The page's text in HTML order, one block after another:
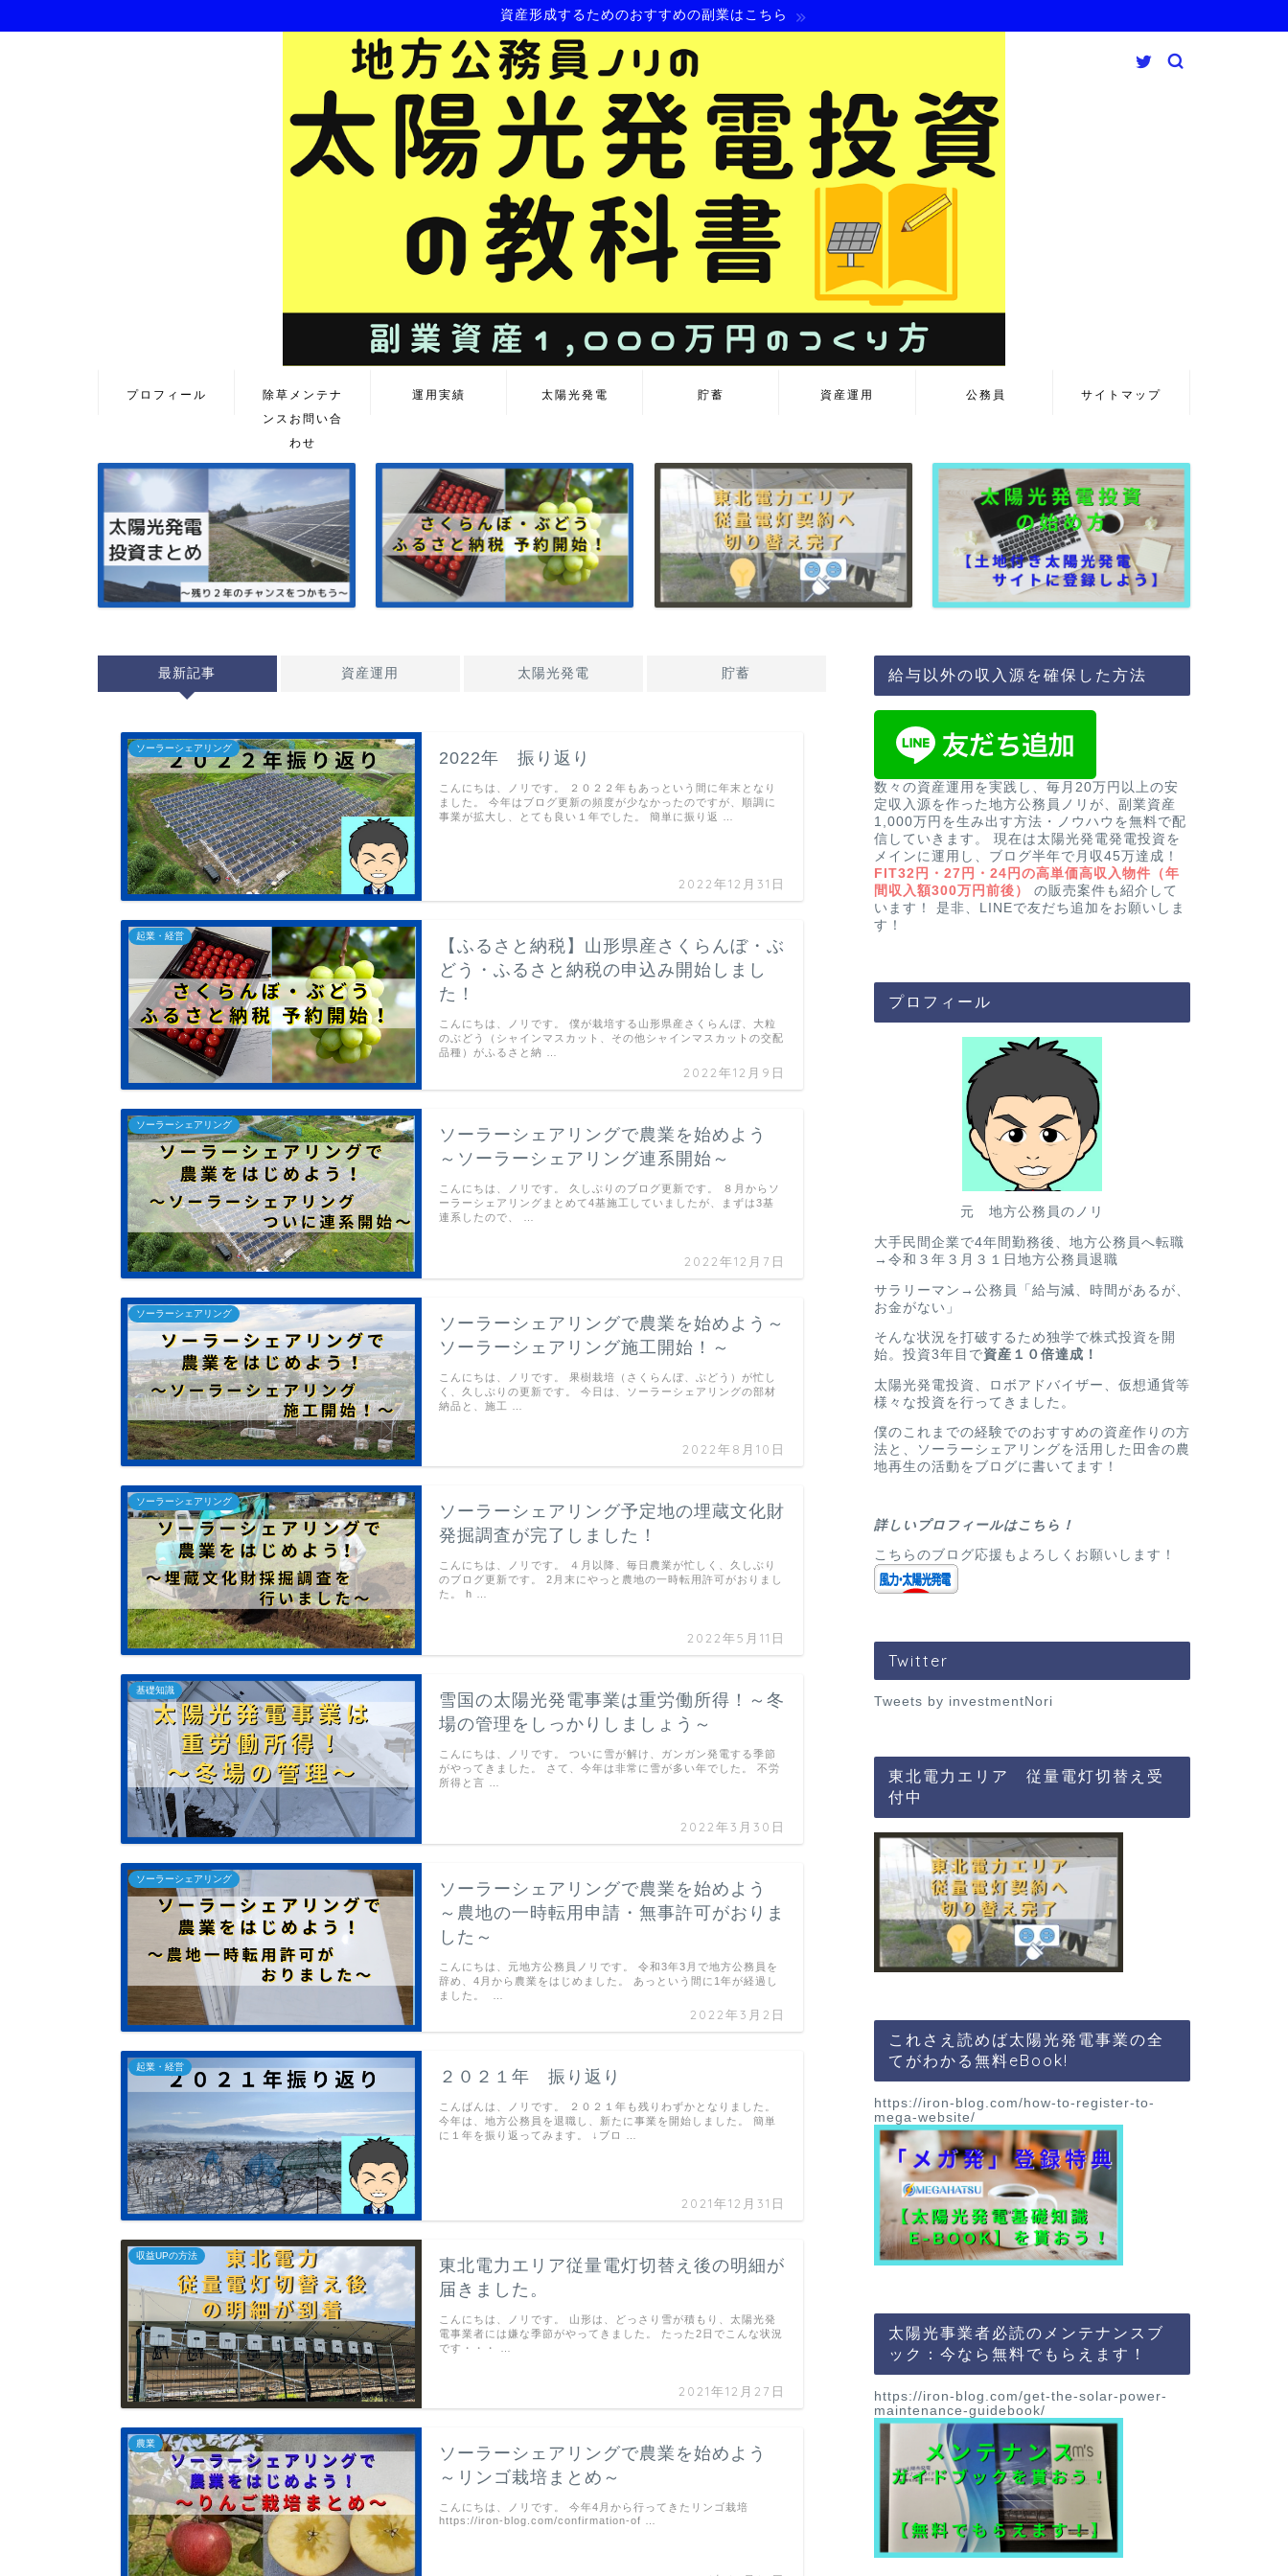
資産形成するためのおすすめの副業はこちら
プロフィール
除草メンテナ
ンスお問い合
わせ
運用実績 太陽光発電 貯蓄 資産運用 公務員 サイトマップ
最新記事 資産運用 太陽光発電 貯蓄
ソーラーシェアリング
2022年 振り返り
2022年12月31日
こんにちは、ノリです。 ２０２２年もあっという間に年末となり
ました。 今年はブログ更新の頻度が少なかったのですが、順調に
事業が拡大し、とても良い１年でした。 簡単に振り返 …
起業・経営
【ふるさと納税】山形県産さくらんぼ・ぶ
どう・ふるさと納税の申込み開始しまし
た！
2022年12月9日
こんにちは、ノリです。 僕が栽培する山形県産さくらんぼ、大粒
のぶどう（シャインマスカット、その他シャインマスカットの交配
品種）がふるさと納 …
ソーラーシェアリング
ソーラーシェアリングで農業を始めよう
～ソーラーシェアリング連系開始～
2022年12月7日
こんにちは、ノリです。 久しぶりのブログ更新です。 ８月からソ
ーラーシェアリングまとめて4基施工していましたが、まずは3基
連系したので、 …
ソーラーシェアリング
ソーラーシェアリングで農業を始めよう～
ソーラーシェアリング施工開始！～
2022年8月10日
こんにちは、ノリです。 果樹栽培（さくらんぼ、ぶどう）が忙し
く、久しぶりの更新です。 今日は、ソーラーシェアリングの部材
納品と、施工 …
ソーラーシェアリング
ソーラーシェアリング予定地の埋蔵文化財
発掘調査が完了しました！
2022年5月11日
こんにちは、ノリです。 ４月以降、毎日農業が忙しく、久しぶり
のブログ更新です。 2月末にやっと農地の一時転用許可がおりまし
た。 h …
基礎知識
雪国の太陽光発電事業は重労働所得！～冬
場の管理をしっかりしましょう～
2022年3月30日
こんにちは、ノリです。 ついに雪が解け、ガンガン発電する季節
がやってきました。 さて、今年は非常に雪が多い年でした。 不労
所得と言 …
ソーラーシェアリング
ソーラーシェアリングで農業を始めよう
～農地の一時転用申請・無事許可がおりま
した～
2022年3月2日
こんにちは、元地方公務員ノリです。 令和3年3月で地方公務員を
辞め、4月から農業をはじめました。 あっという間に1年が経過し
ました。 …
起業・経営
２０２１年 振り返り
2021年12月31日
こんばんは、ノリです。 ２０２１年も残りわずかとなりました。
今年は、地方公務員を退職し、新たに事業を開始しました。 簡単
に１年を振り返ってみます。 ↓ブロ …
収益UPの方法
東北電力エリア従量電灯切替え後の明細が
届きました。
2021年12月27日
こんにちは、ノリです。 山形は、どっさり雪が積もり、太陽光発
電事業者には嫌な季節がやってきました。 たった2日でこんな状況
です・・・ …
農業
ソーラーシェアリングで農業を始めよう
～リンゴ栽培まとめ～
こんにちは、ノリです。 今年4月から行ってきたリンゴ栽培
https://iron-blog.com/confirmation-of …
おすすめ物件
ト！友人の購
こんにちは、地方公
夏、高校の友人から新
住 …
こんにちは、地方公務
日は、マイホームと住
2020年お盆
始めよう！
ら太陽光発電事業を
陽光発電投資
太陽光発電
す！
太陽光発電
ら太陽光発電事業を
太陽光発電
太陽光発電
地方公務員のノリで
土地付き太陽光発電サイト
給与以外の収入源を確保した方法
数々の資産運用を実践し、毎月20万円以上の安
定収入源を作った地方公務員ノリが、副業資産
1,000万円を生み出す方法・ノウハウを無料で配
信していきます。 現在は太陽光発電発電投資を
メインに運用し、ブログ半年で月収45万達成！
FIT32円・27円・24円の高単価高収入物件（年
間収入額300万円前後）
の販売案件も紹介して
います！ 是非、LINEで友だち追加をお願いしま
す！
プロフィール
元 地方公務員のノリ
大手民間企業で4年間勤務後、地方公務員へ転職
→令和３年３月３１日地方公務員退職
サラリーマン→公務員「給与減、時間があるが、
お金がない」
そんな状況を打破するため独学で株式投資を開
始。投資3年目で資産１０倍達成！
太陽光発電投資、ロボアドバイザー、仮想通貨等
様々な投資を行ってきました。
僕のこれまでの経験でのおすすめの資産作りの方
法と、ソーラーシェアリングを活用した田舎の農
地再生の活動をブログに書いてます！
詳しいプロフィールはこちら！
こちらのブログ応援もよろしくお願いします！
Twitter
Tweets by investmentNori
東北電力エリア 従量電灯切替え受
付中
これさえ読めば太陽光発電事業の全
てがわかる無料eBook!
https://iron-blog.com/how-to-register-to-
mega-website/
太陽光事業者必読のメンテナンスブ
ック：今なら無料でもらえます！
https://iron-blog.com/get-the-solar-power-
maintenance-guidebook/